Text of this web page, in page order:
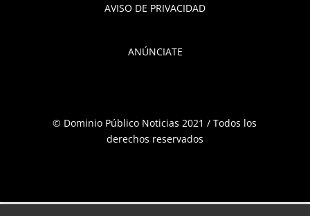
AVISO DE PRIVACIDAD
ANÚNCIATE
© Dominio Público Noticias 2021 / Todos los
derechos reservados